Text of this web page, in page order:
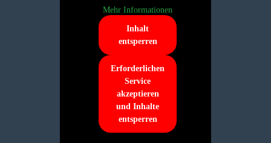
Mehr Informationen
Inhalt
entsperren
Erforderlichen
Service
akzeptieren
und Inhalte
entsperren